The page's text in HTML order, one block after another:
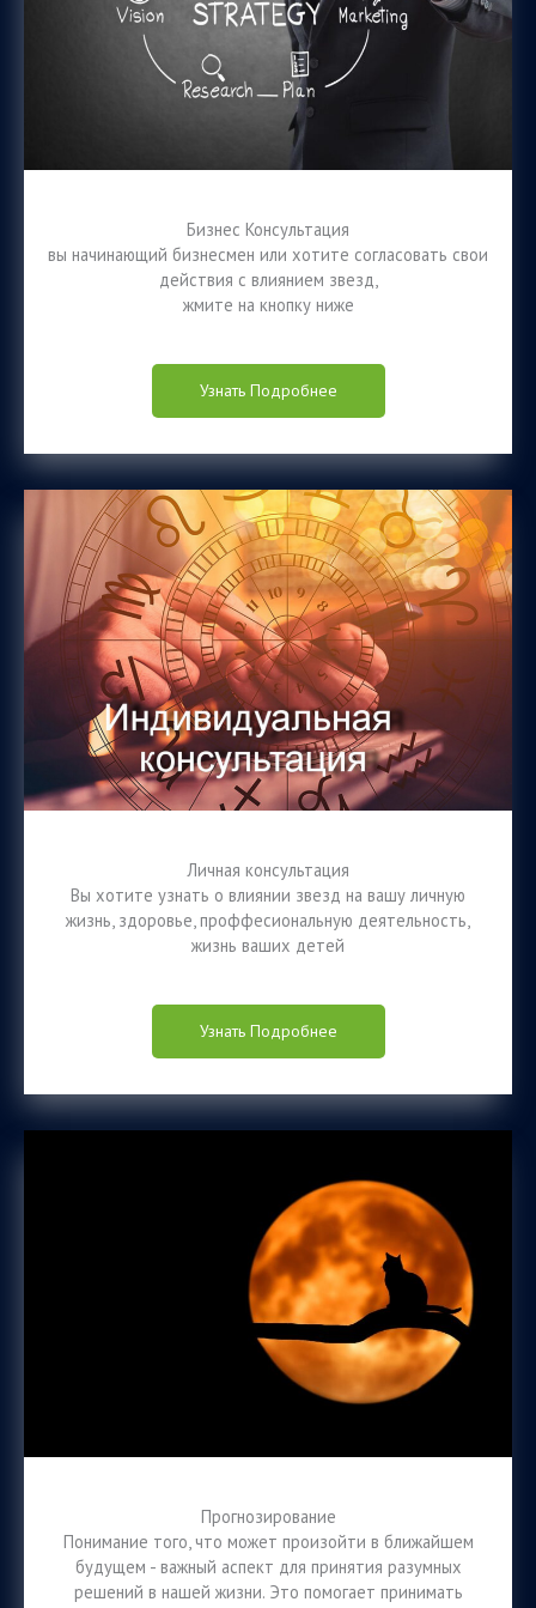
Бизнес Консультация
вы начинающий бизнесмен или хотите согласовать свои
действия с влиянием звезд,
жмите на кнопку ниже
Узнать Подробнее
Личная консультация
Вы хотите узнать о влиянии звезд на вашу личную
жизнь, здоровье, проффесиональную деятельность,
жизнь ваших детей
Узнать Подробнее
Прогнозирование
Понимание того, что может произойти в ближайшем
будущем - важный аспект для принятия разумных
решений в нашей жизни. Это помогает принимать